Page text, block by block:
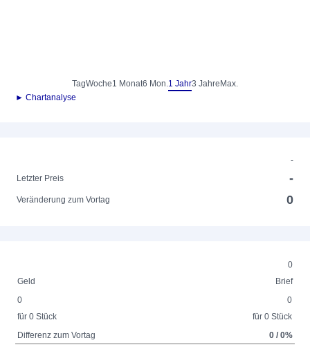
TagWoche1 Monat6 Mon.1 Jahr3 Jahre Max.
► Chartanalyse
-
Letzter Preis
-
Veränderung zum Vortag 0
0
Geld
Brief
0
für 0 Stück
0
für 0 Stück
Differenz zum Vortag
0 / 0%